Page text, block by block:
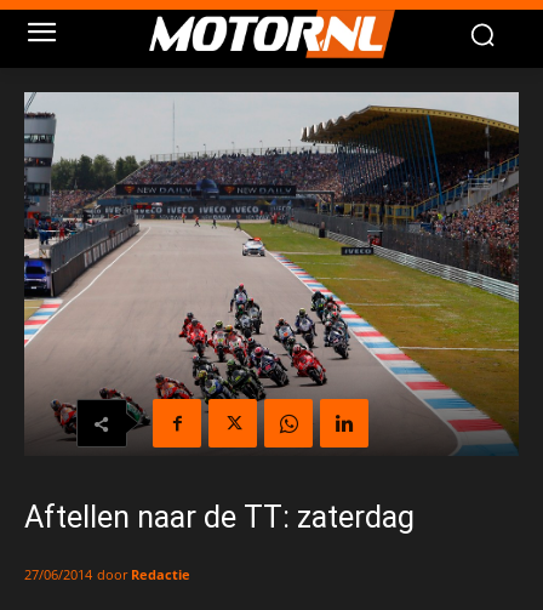
Aftellen naar de TT: zaterdag
27/06/2014 door Redactie